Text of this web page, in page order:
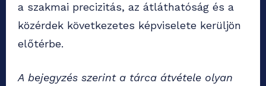
a szakmai precizitás, az átláthatóság és a
közérdek következetes képviselete kerüljön
előtérbe.
A bejegyzés szerint a tárca átvétele olyan